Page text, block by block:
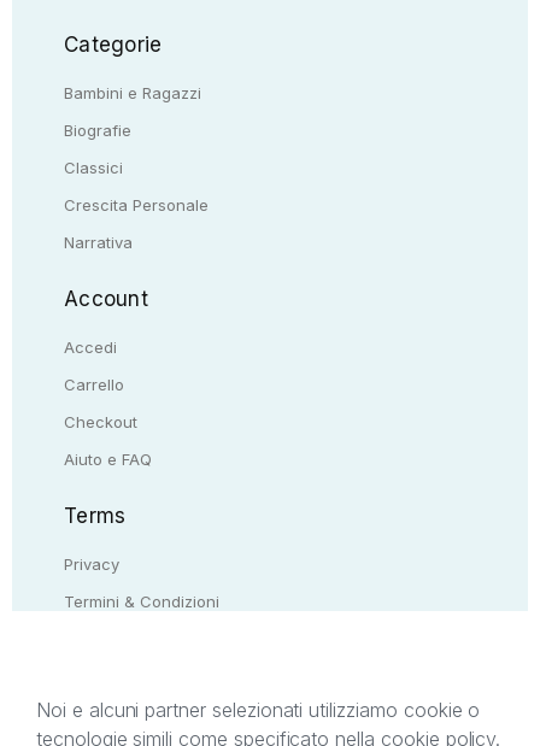
Categorie
Bambini e Ragazzi
Biografie
Classici
Crescita Personale
Narrativa
Account
Accedi
Carrello
Checkout
Aiuto e FAQ
Terms
Privacy
Termini & Condizioni
Noi e alcuni partner selezionati utilizziamo cookie o
tecnologie simili come specificato nella cookie policy.